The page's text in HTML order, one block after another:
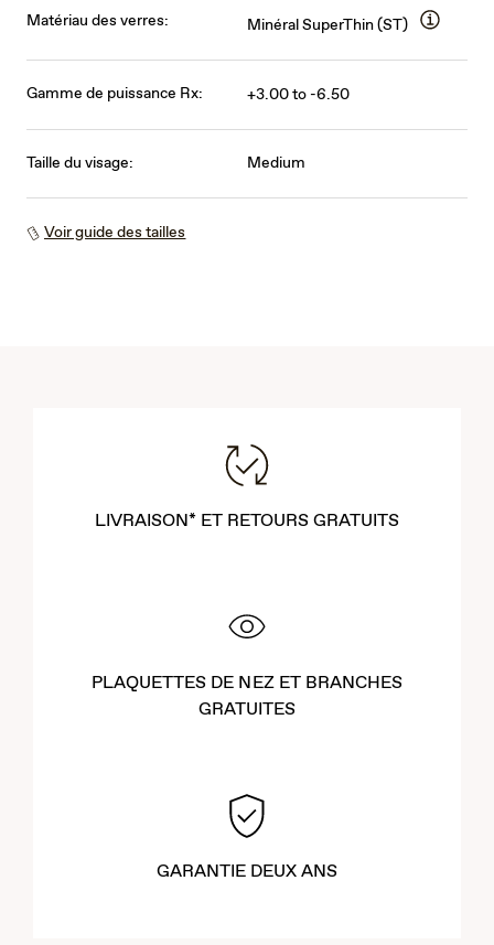
Matériau des verres: Minéral SuperThin (ST)
Gamme de puissance Rx: +3.00 to -6.50
Taille du visage: Medium
Voir guide des tailles
LIVRAISON* ET RETOURS GRATUITS
PLAQUETTES DE NEZ ET BRANCHES
GRATUITES
GARANTIE DEUX ANS